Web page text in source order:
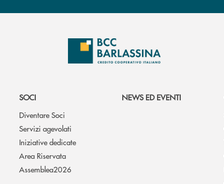
SOCI
Diventare Soci
Servizi agevolati
Iniziative dedicate
Area Riservata
Assemblea2026
NEWS ED EVENTI